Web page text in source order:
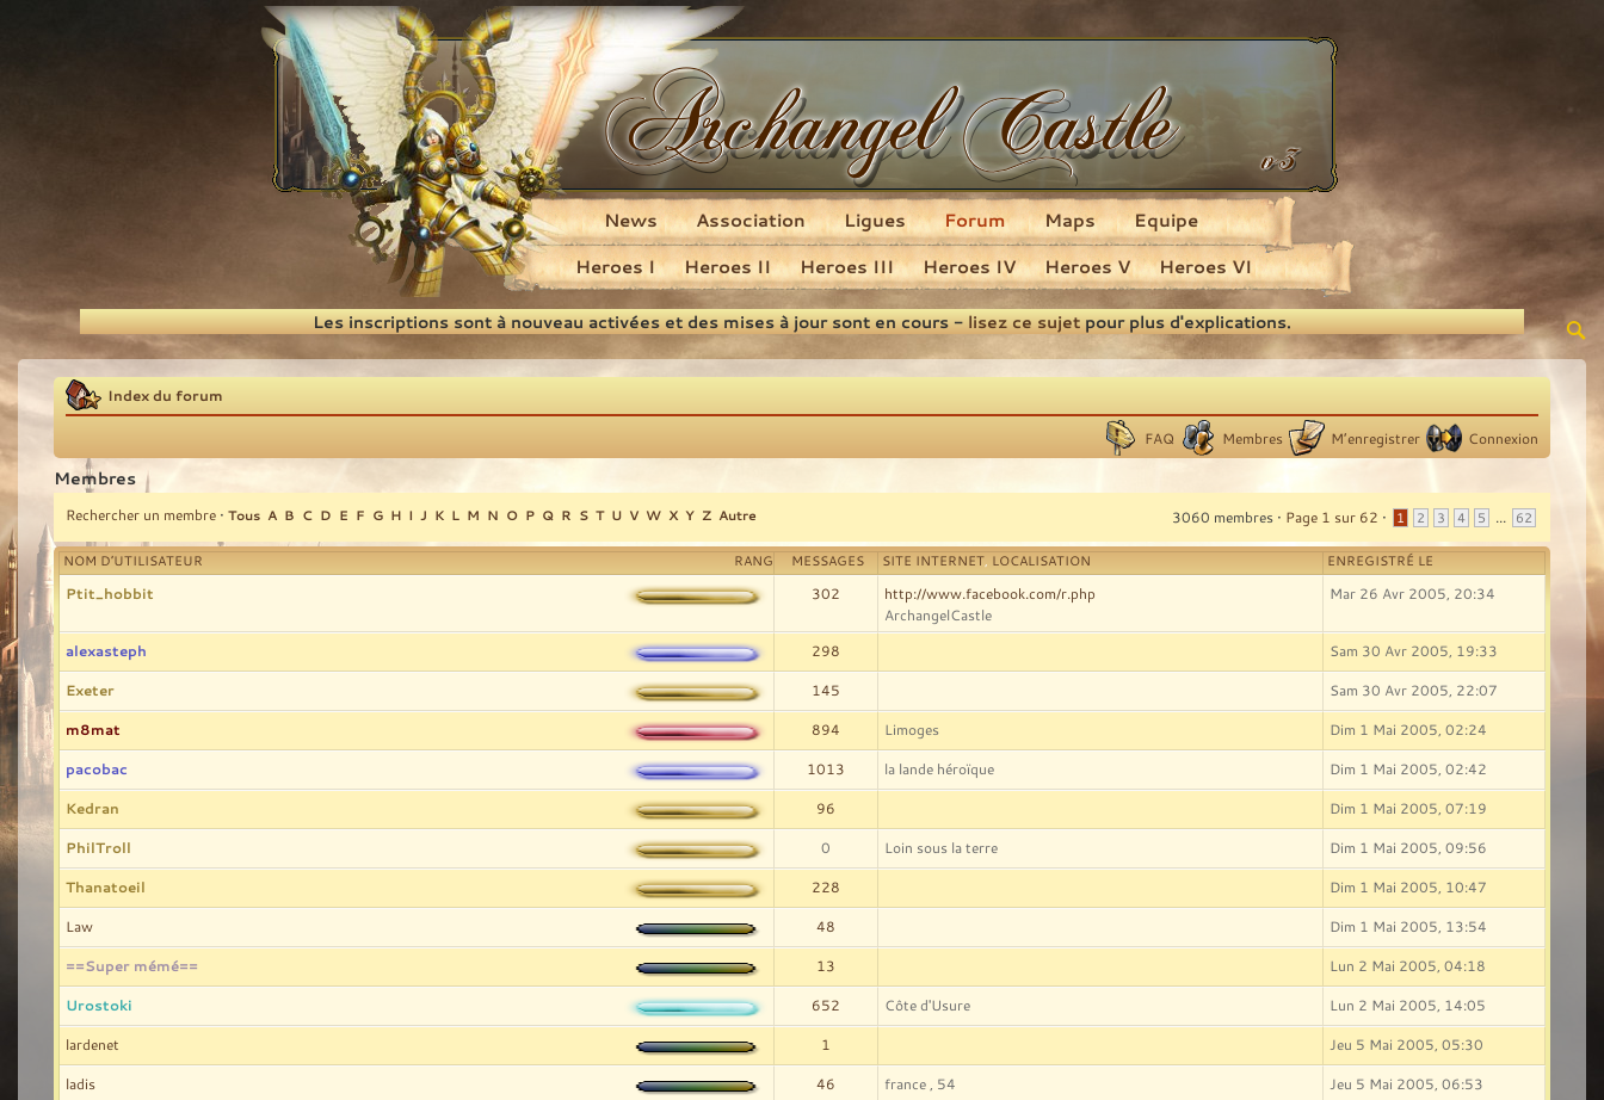
Recherche
Heroes I Heroes II Heroes III Heroes IV Heroes V Heroes VI
News Association Ligues Forum Maps Equipe
Les inscriptions sont à nouveau activées et des mises à jour sont en cours -lisez ce sujetpour plus d'explications.
Index du forum
FAQ Membres M’enregistrer Connexion
Membres
Rechercher un membre • Tous A B C D E F G H I J K L M N O P Q R S T U V W X Y Z Autre 3060 membres • Page 1 sur 62 • 1 2 3 4 5 ... 62
RANG
NOM D’UTILISATEUR MESSAGES SITE INTERNET, LOCALISATION ENREGISTRÉ LE
Ptit_hobbit 302
http://www.facebook.com/r.php
ArchangelCastle
Mar 26 Avr 2005, 20:34
alexasteph 298 Sam 30 Avr 2005, 19:33
Exeter 145 Sam 30 Avr 2005, 22:07
m8mat 894 Limoges Dim 1 Mai 2005, 02:24
pacobac 1013 la lande héroïque Dim 1 Mai 2005, 02:42
Kedran 96 Dim 1 Mai 2005, 07:19
PhilTroll 0 Loin sous la terre Dim 1 Mai 2005, 09:56
Thanatoeil 228 Dim 1 Mai 2005, 10:47
Law 48 Dim 1 Mai 2005, 13:54
==Super mémé== 13 Lun 2 Mai 2005, 04:18
Urostoki 652 Côte d'Usure Lun 2 Mai 2005, 14:05
lardenet 1 Jeu 5 Mai 2005, 05:30
ladis 46 france , 54 Jeu 5 Mai 2005, 06:53